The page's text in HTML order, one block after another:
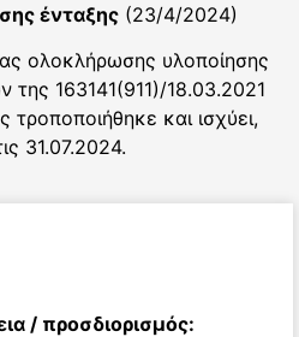
ένταξης (23/4/2024)
ολοκλήρωσης υλοποίησης
163141(911)/18.03.2021
και ισχύει,
31.07.2024.
/ προσδιορισμός: